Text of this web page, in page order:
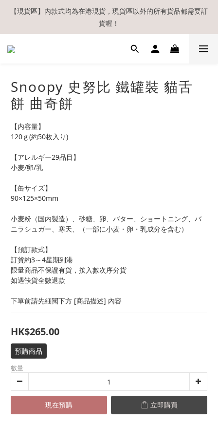
【現貨區】內款式均為在港現貨，現貨區以外的所有貨品都需要訂
貨喔！
【現貨區】內款式均為在港現貨，現貨區以外的所有貨品都需要訂
貨喔！
如欲享用會員優惠，註冊後請務必確認在『已登入狀態下』購物。
溫馨提示：所有順豐快遞／本地及國際郵遞寄出後，本店只會以電
郵通知出貨，下單後敬請留意電郵信箱。
【現貨區】內款式均為在港現貨，現貨區以外的所有貨品都需要訂
Snoopy 史努比 鐵罐裝 貓舌
餅 曲奇餅
【内容量】
120ｇ(約50枚入り)
【アレルギー29品目】
小麦/卵/乳
【缶サイズ】
90×125×50mm
小麦粉（国内製造）、砂糖、卵、バター、ショートニング、バ
ニラシュガー、寒天、（一部に小麦・卵・乳成分を含む）
【預訂款式】
訂貨約3～4星期到港
限量商品不保證有貨，按入數次序分貨
如遇缺貨全數退款
下單前請先細閱下方 [商品描述] 內容
HK$265.00
預購商品
數量
現在預購 立即購買